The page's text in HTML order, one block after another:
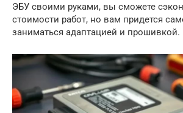
ЭБУ своими руками, вы сможете
стоимости работ, но вам придется
заниматься адаптацией и прошивкой.